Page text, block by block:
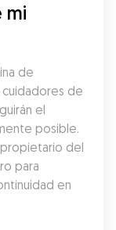
mi
de
de
el
posible.
del
para
en